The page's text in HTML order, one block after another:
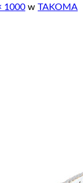
1000 w TAKOMA